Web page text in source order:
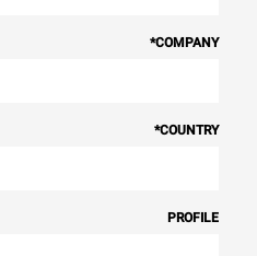
COMPANY
*
COUNTRY
*
PROFILE